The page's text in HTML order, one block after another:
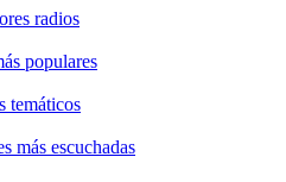
radios
populares
temáticos
más escuchadas